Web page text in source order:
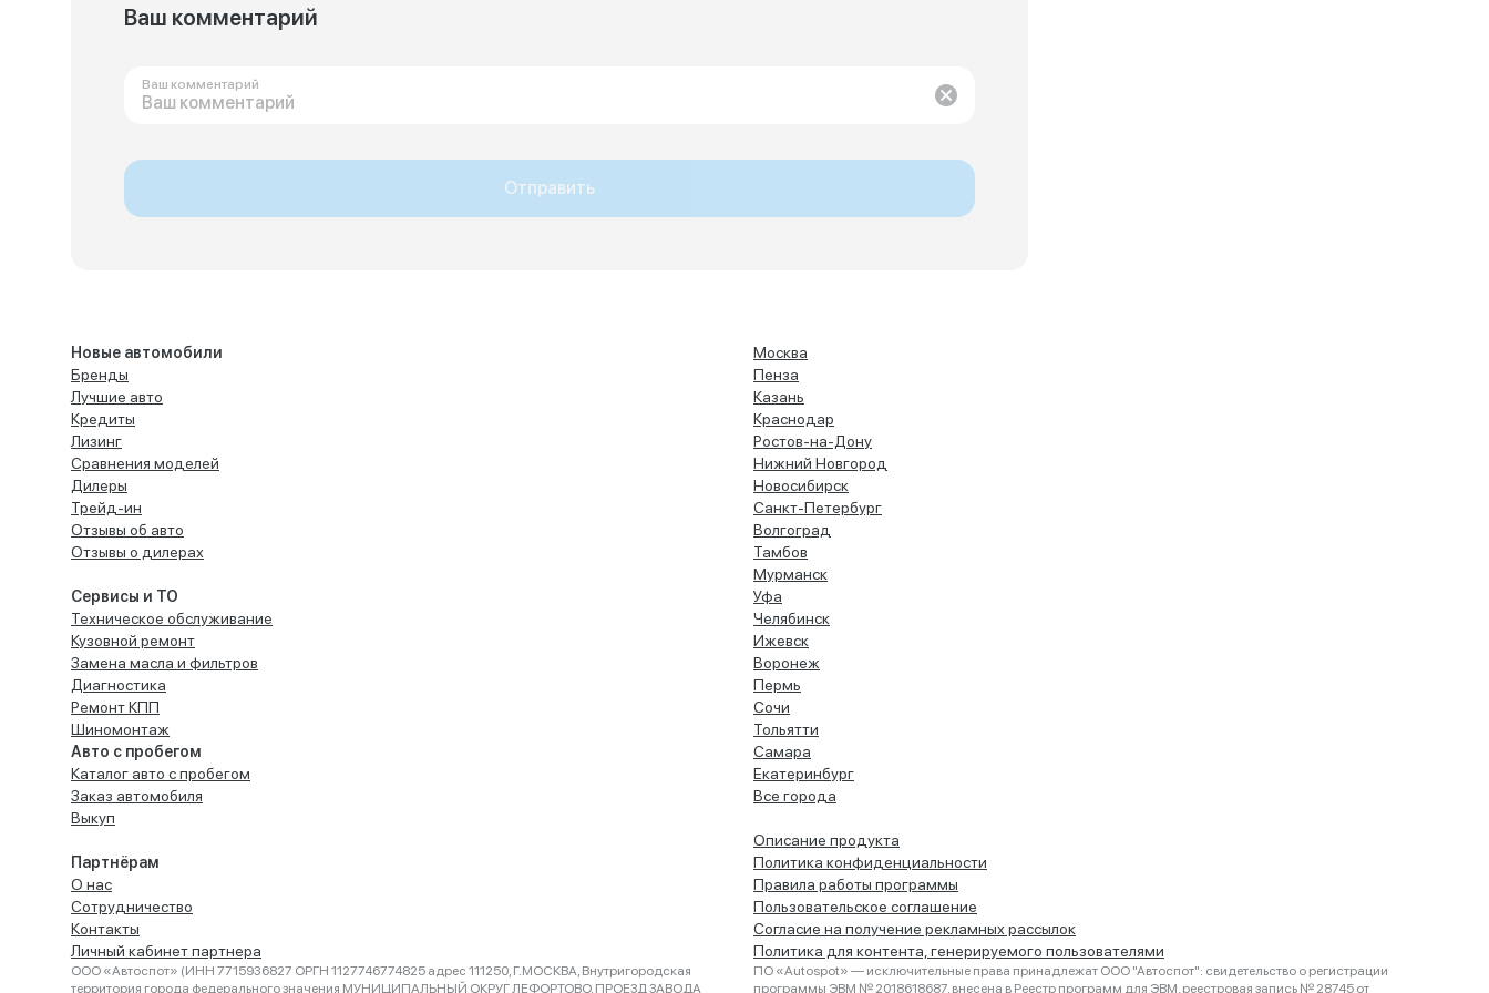
Ваш комментарий
Ваш комментарий
Отправить
Новые автомобили
Бренды
Лучшие авто
Кредиты
Лизинг
Сравнения моделей
Дилеры
Трейд-ин
Отзывы об авто
Отзывы о дилерах
Сервисы и ТО
Техническое обслуживание
Кузовной ремонт
Замена масла и фильтров
Диагностика
Ремонт КПП
Шиномонтаж
Авто с пробегом
Каталог авто с пробегом
Заказ автомобиля
Выкуп
Партнёрам
О нас
Сотрудничество
Контакты
Личный кабинет партнера
Москва
Пенза
Казань
Краснодар
Ростов-на-Дону
Нижний Новгород
Новосибирск
Санкт-Петербург
Волгоград
Тамбов
Мурманск
Уфа
Челябинск
Ижевск
Воронеж
Пермь
Сочи
Тольятти
Самара
Екатеринбург
Все города
Описание продукта
Политика конфиденциальности
Правила работы программы
Пользовательское соглашение
Согласие на получение рекламных рассылок
Политика для контента, генерируемого пользователями
ООО «Автоспот» (ИНН 7715936827 ОРГН 1127746774825 адрес 111250, Г.МОСКВА, Внутригородская
территория города федерального значения МУНИЦИПАЛЬНЫЙ ОКРУГ ЛЕФОРТОВО, ПРОЕЗД ЗАВОДА
ПО «Autospot» — исключительные права принадлежат ООО "Автоспот": свидетельство о регистрации
программы ЭВМ № 2018618687, внесена в Реестр программ для ЭВМ, реестровая запись № 28745 от